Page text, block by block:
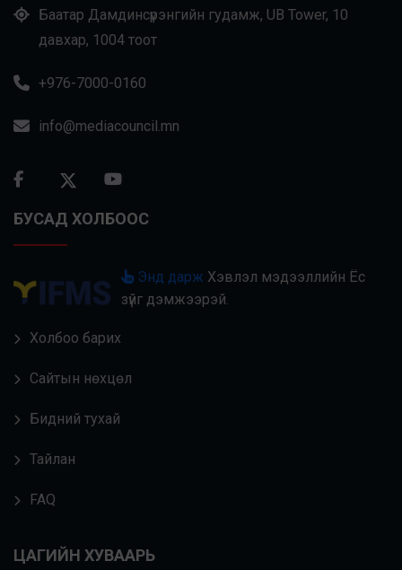
Баатар Дамдинсүрэнгийн гудамж, UB Tower, 10
давхар, 1004 тоот
+976-7000-0160
info@mediacouncil.mn
БУСАД ХОЛБООС
Энд дарж Хэвлэл мэдээллийн Ёс
зүйг дэмжээрэй.
Холбоо барих
Сайтын нөхцөл
Бидний тухай
Тайлан
FAQ
ЦАГИЙН ХУВААРЬ